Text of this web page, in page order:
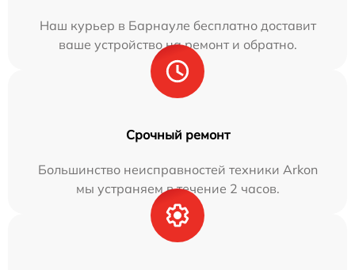
Наш курьер в Барнауле бесплатно доставит
ваше устройство на ремонт и обратно.
Срочный ремонт
Большинство неисправностей техники Arkon
мы устраняем в течение 2 часов.